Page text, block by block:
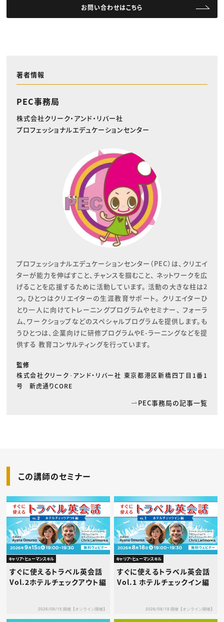
お問い合わせはこちら
著者情報
PEC事務局
株式会社クリーク・アンド・リバー社
プロフェッショナルエデュケーションセンター
プロフェッショナルエデュケーションセンター（PEC）は、クリエイ
ターが能力を伸ばすこと、チャンスを掴むこと、 ネットワークを広
げることを応援するために活動しています。 活動の大きな柱は2
つ。ひとつはクリエイターの生涯教育サポート。 クリエイターひ
とり一人に向けてトレーニングプログラムやセミナー、 フォーラ
ム、ワークショップなどのスペシャルプログラムを提供します。も
うひとつは、企業向けに研修プログラムやE-ラーニングなどを提
供する 教育コンサルティングを行っています。
監修
株式会社クリーク･アンド・リバー社 東京都港区新橋四丁目1番1
号 新虎通りCORE
PEC事務局の記事一覧
この講師のセミナー
キャリア・ヒューマンスキル
すぐに使えるトラベル英会話
Vol.2ホテルチェックアウト編
2026/09/15 開催【オンライン開催】
キャリア・ヒューマンスキル
すぐに使えるトラベル英会話
Vol.1 ホテルチェックイン編
2026/08/18 開催【オンライン開催】